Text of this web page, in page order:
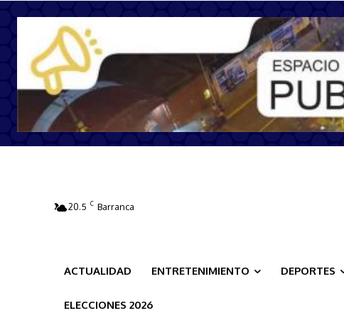
20.5 C Barranca
ACTUALIDAD ENTRETENIMIENTO DEPORTES
ELECCIONES 2026